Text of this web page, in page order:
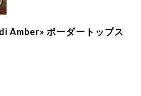
Amber» ボーダートップス